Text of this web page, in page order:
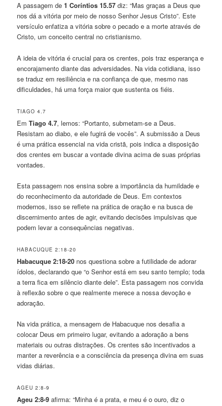
A passagem de1 Coríntios 15.57 diz: “Mas graças a Deus que
nos dá a vitória por meio de nosso Senhor Jesus Cristo”. Este
versículo enfatiza a vitória sobre o pecado e a morte através de
Cristo, um conceito central no cristianismo.
A ideia de vitória é crucial para os crentes, pois traz esperança e
encorajamento diante das adversidades. Na vida cotidiana, isso
se traduz em resiliência e na confiança de que, mesmo nas
dificuldades, há uma força maior que sustenta os fiéis.
TIAGO 4.7
EmTiago 4.7, lemos: “Portanto, submetam-se a Deus.
Resistam ao diabo, e ele fugirá de vocês”. A submissão a Deus
é uma prática essencial na vida cristã, pois indica a disposição
dos crentes em buscar a vontade divina acima de suas próprias
vontades.
Esta passagem nos ensina sobre a importância da humildade e
do reconhecimento da autoridade de Deus. Em contextos
modernos, isso se reflete na prática de oração e na busca de
discernimento antes de agir, evitando decisões impulsivas que
podem levar a consequências negativas.
HABACUQUE 2:18-20
Habacuque 2:18-20 nos questiona sobre a futilidade de adorar
ídolos, declarando que “o Senhor está em seu santo templo; toda
a terra fica em silêncio diante dele”. Esta passagem nos convida
à reflexão sobre o que realmente merece a nossa devoção e
adoração.
Na vida prática, a mensagem de Habacuque nos desafia a
colocar Deus em primeiro lugar, evitando a adoração a bens
materiais ou outras distrações. Os crentes são incentivados a
manter a reverência e a consciência da presença divina em suas
vidas diárias.
AGEU 2:8-9
Ageu 2:8-9 afirma: “Minha é a prata, e meu é o ouro, diz o